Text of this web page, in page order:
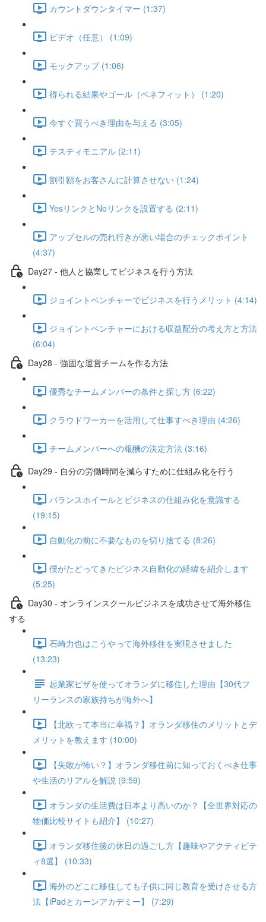
カウントダウンタイマー (1:37)
ビデオ（任意） (1:09)
モックアップ (1:06)
得られる結果やゴール（ベネフィット） (1:20)
今すぐ買うべき理由を与える (3:05)
テスティモニアル (2:11)
割引額をお客さんに計算させない (1:24)
YesリンクとNoリンクを設置する (2:11)
アップセルの売れ行きが悪い場合のチェックポイント
(4:37)
Day27 - 他人と協業してビジネスを行う方法
ジョイントベンチャーでビジネスを行うメリット (4:14)
ジョイントベンチャーにおける収益配分の考え方と方法
(6:04)
Day28 - 強固な運営チームを作る方法
優秀なチームメンバーの条件と探し方 (6:22)
クラウドワーカーを活用して仕事すべき理由 (4:26)
チームメンバーへの報酬の決定方法 (3:16)
Day29 - 自分の労働時間を減らすために仕組み化を行う
バランスホイールとビジネスの仕組み化を意識する
(19:15)
自動化の前に不要なものを切り捨てる (8:26)
僕がたどってきたビジネス自動化の経緯を紹介します
(5:25)
Day30 - オンラインスクールビジネスを成功させて海外移住
する
石崎力也はこうやって海外移住を実現させました
(13:23)
起業家ビザを使ってオランダに移住した理由【30代フ
リーランスの家族持ちが海外へ】
【北欧って本当に幸福？】オランダ移住のメリットとデ
メリットを教えます (10:00)
【失敗が怖い？】オランダ移住前に知っておくべき仕事
や生活のリアルを解説 (9:59)
オランダの生活費は日本より高いのか？【全世界対応の
物価比較サイトも紹介】 (10:27)
オランダ移住後の休日の過ごし方【趣味やアクティビテ
ィ8選】 (10:33)
海外のどこに移住しても子供に同じ教育を受けさせる方
法【iPadとカーンアカデミー】 (7:29)